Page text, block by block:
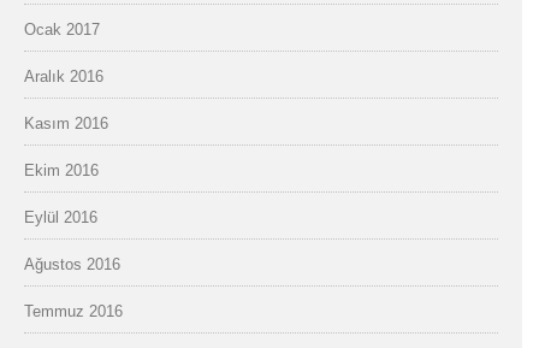
Ocak 2017
Aralık 2016
Kasım 2016
Ekim 2016
Eylül 2016
Ağustos 2016
Temmuz 2016